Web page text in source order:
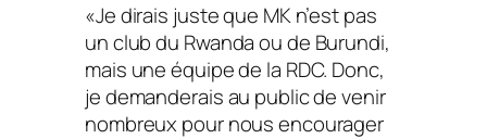
«Je dirais juste que MK n’est pas
un club du Rwanda ou de Burundi,
mais une équipe de la RDC. Donc,
je demanderais au public de venir
nombreux pour nous encourager